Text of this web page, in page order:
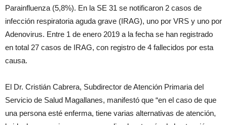
Parainfluenza (5,8%). En la SE 31 se notificaron 2 casos de
infección respiratoria aguda grave (IRAG), uno por VRS y uno por
Adenovirus. Entre 1 de enero 2019 a la fecha se han registrado
en total 27 casos de IRAG, con registro de 4 fallecidos por esta
causa.
El Dr. Cristián Cabrera, Subdirector de Atención Primaria del
Servicio de Salud Magallanes, manifestó que “en el caso de que
una persona esté enferma, tiene varias alternativas de atención,